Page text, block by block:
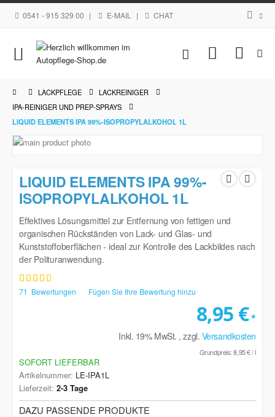
0541 - 915 329 00 | E-MAIL | CHAT
Navigation
umschalten
Mein
LACKPFLEGE
LACKREINIGER
IPA-REINIGER UND PREP-SPRAYS
LIQUID ELEMENTS IPA 99%-ISOPROPYLALKOHOL 1L
Zum
Bildgalerie
springen
Anfang
der
Bildgalerie
LIQUID ELEMENTS IPA 99%-
ISOPROPYLALKOHOL 1L
Effektives Lösungsmittel zur Entfernung von fettigen und
organischen Rückständen von Lack- und Glas- und
Kunststoffoberflächen - ideal zur Kontrolle des Lackbildes nach
der Polituranwendung.
Bewertung:
100
% of100
71 Bewertungen Fügen Sie Ihre Bewertung hinzu
8,95 €
Inkl. 19% MwSt. ,zzgl. Versandkosten
Grundpreis:8,95 €/ l
SOFORT LIEFERBAR
Artikelnummer LE-IPA1L
Lieferzeit 2-3 Tage
DAZU PASSENDE PRODUKTE